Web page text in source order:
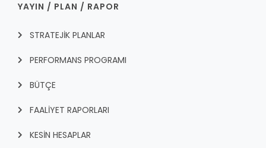
YAYIN / PLAN / RAPOR
STRATEJİK PLANLAR
PERFORMANS PROGRAMI
BÜTÇE
FAALİYET RAPORLARI
KESİN HESAPLAR